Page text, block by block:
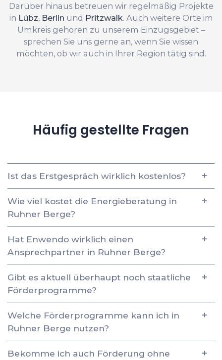
Darüber hinaus betreuen wir regelmäßig Projekte
in Lübz, Berlin und Pritzwalk. Auch weitere Orte im
Umkreis gehören zu unserem Einzugsgebiet –
sprechen Sie uns gerne an, wenn Sie wissen
möchten, ob wir auch in Ihrer Region tätig sind.
Häufig gestellte Fragen
Ist das Erstgespräch wirklich kostenlos?
Wie viel kostet die Energieberatung in
Ruhner Berge?
Hat Enwendo wirklich einen
Ansprechpartner in Ruhner Berge?
Gibt es aktuell überhaupt noch staatliche
Förderprogramme?
Welche Förderprogramme kann ich in
Ruhner Berge nutzen?
Bekomme ich auch Förderung ohne